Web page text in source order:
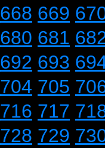
668 669
680 681
692 693
704 705
716 717
728 729